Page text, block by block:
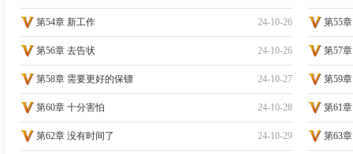
24-10-26
第54章 新工作 第55
24-10-26
第56章 去告状 第57
24-10-27
第58章 需要更好的保镖 第59
24-10-28
第60章 十分害怕 第61
24-10-29
第62章 没有时间了 第63